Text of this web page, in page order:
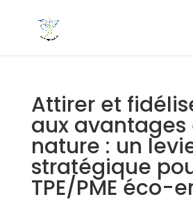
Attirer et
aux avantages
nature : un
stratégique
TPE/PME éco-